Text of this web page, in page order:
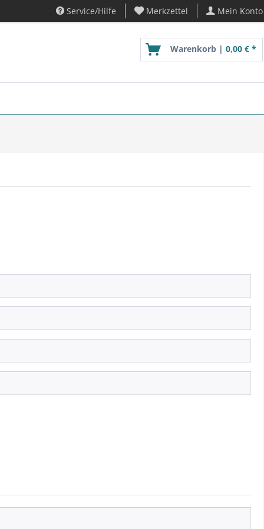
Service/Hilfe Merkzettel Mein Konto
Warenkorb | 0,00 € *